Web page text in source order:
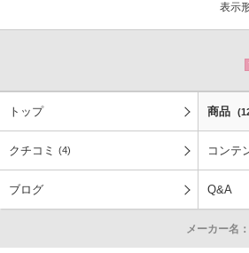
表示
トップ 商品
クチコミ (4) コンテ
ブログ Q&A
メーカー名：